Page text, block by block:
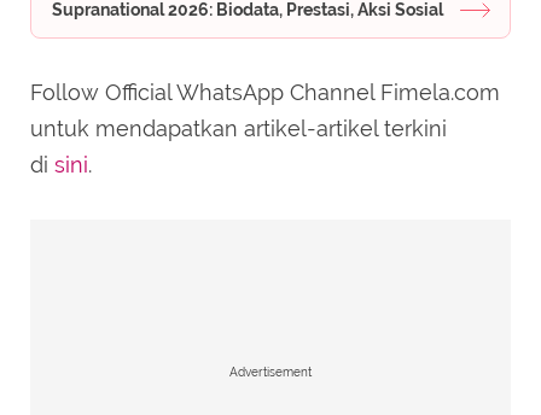
Supranational 2026: Biodata, Prestasi, Aksi Sosial
Follow Official WhatsApp Channel Fimela.com
untuk mendapatkan artikel-artikel terkini
di sini.
Advertisement